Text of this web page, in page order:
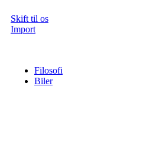
Skift til os
Import
Filosofi
Biler